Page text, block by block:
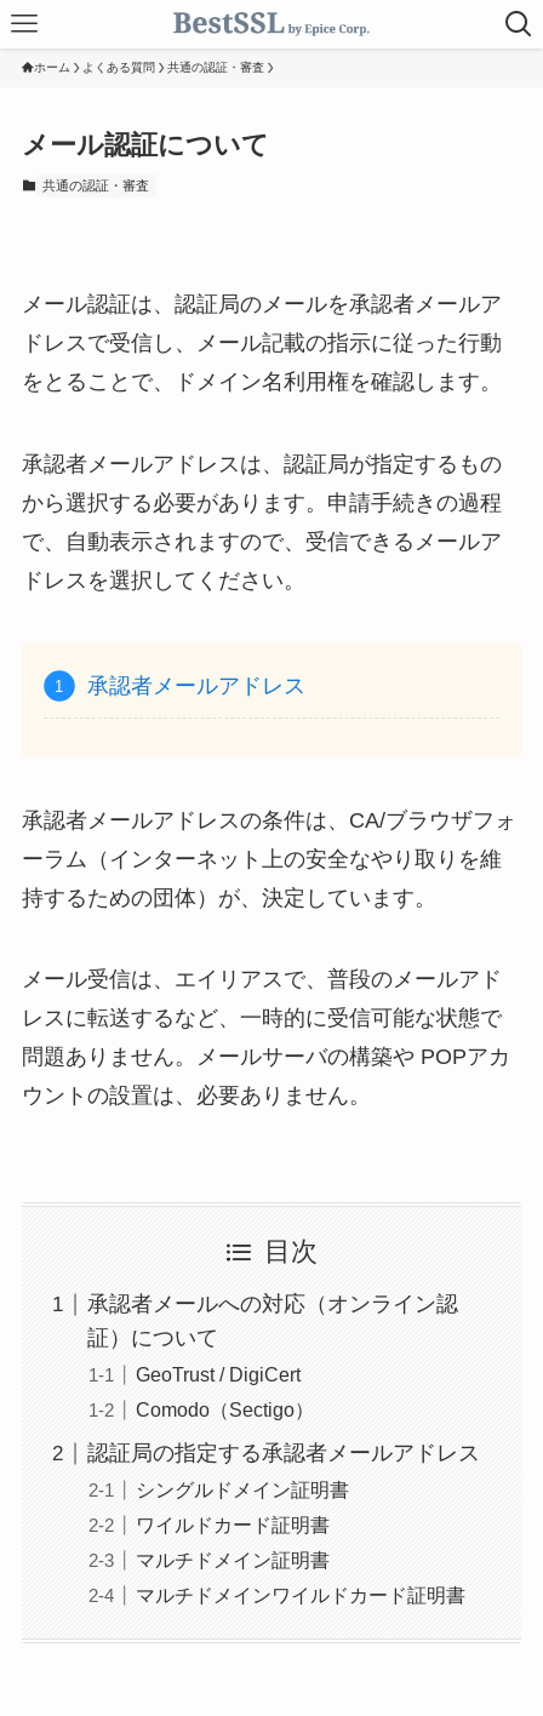
ホーム よくある質問 共通の認証・審査
メール認証について
共通の認証・審査
メール認証は、認証局のメールを承認者メールア
ドレスで受信し、メール記載の指示に従った行動
をとることで、ドメイン名利用権を確認します。
承認者メールアドレスは、認証局が指定するもの
から選択する必要があります。申請手続きの過程
で、自動表示されますので、受信できるメールア
ドレスを選択してください。
承認者メールアドレス
承認者メールアドレスの条件は、CA/ブラウザフォ
ーラム（インターネット上の安全なやり取りを維
持するための団体）が、決定しています。
メール受信は、エイリアスで、普段のメールアド
レスに転送するなど、一時的に受信可能な状態で
問題ありません。メールサーバの構築や POPアカ
ウントの設置は、必要ありません。
目次
承認者メールへの対応（オンライン認
証）について
GeoTrust / DigiCert
Comodo（Sectigo）
認証局の指定する承認者メールアドレス
シングルドメイン証明書
ワイルドカード証明書
マルチドメイン証明書
マルチドメインワイルドカード証明書